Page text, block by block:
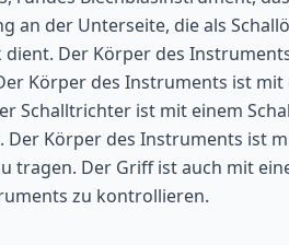
an der Unterseite, die als
Der Körper des
Körper des Instruments ist
Schalltrichter ist mit einem
Körper des Instruments ist
tragen. Der Griff ist auch mit
zu kontrollieren.